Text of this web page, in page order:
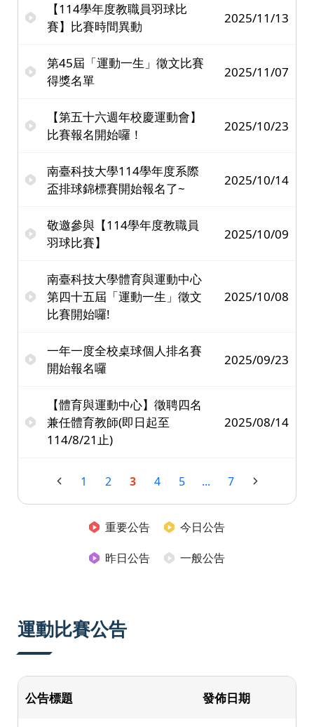
【114學年度教職員羽球比
賽】比賽時間異動
2025/11/13
第45屆「運動一生」徵文比賽
得獎名單
2025/11/07
【第五十六週年校慶運動會】
比賽報名開始囉！
2025/10/23
南臺科技大學114學年度系際
盃排球錦標賽開始報名了~
2025/10/14
敬邀參與【114學年度教職員
羽球比賽】
2025/10/09
南臺科技大學體育與運動中心
第四十五屆「運動一生」徵文
比賽開始囉!
2025/10/08
一年一度全校桌球個人排名賽
開始報名囉
2025/09/23
【體育與運動中心】徵聘四名
兼任體育教師(即日起至
114/8/21止)
2025/08/14
1 2 3 4 5 ... 7
重要公告
今日公告
昨日公告
一般公告
運動比賽公告
公告標題 發佈日期